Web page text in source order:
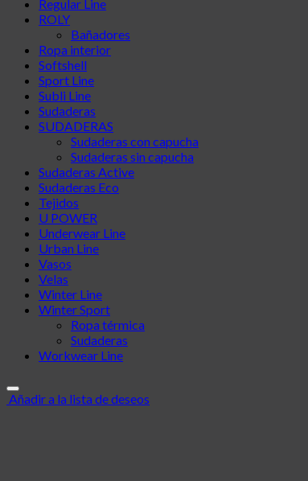
Regular Line
ROLY
Bañadores
Ropa interior
Softshell
Sport Line
Subli Line
Sudaderas
SUDADERAS
Sudaderas con capucha
Sudaderas sin capucha
Sudaderas Active
Sudaderas Eco
Tejidos
U POWER
Underwear Line
Urban Line
Vasos
Velas
Winter Line
Winter Sport
Ropa térmica
Sudaderas
Workwear Line
Añadir a la lista de deseos